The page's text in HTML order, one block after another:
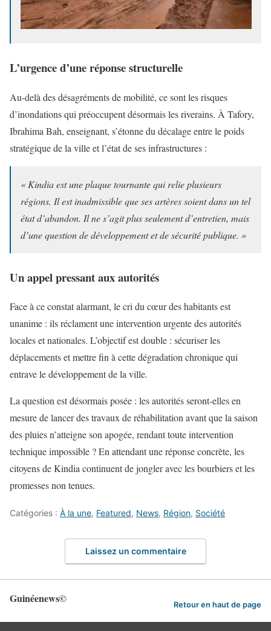
L’urgence d’une réponse structurelle
Au-delà des désagréments de mobilité, ce sont les risques
d’inondations qui préoccupent désormais les riverains. À Tafory,
Ibrahima Bah, enseignant, s’étonne du décalage entre le poids
stratégique de la ville et l’état de ses infrastructures :
« Kindia est une plaque tournante qui relie plusieurs
régions. Il est inadmissible que ses artères soient dans un tel
état d’abandon. Il ne s’agit plus seulement d’entretien, mais
d’une question de développement et de sécurité publique. »
Un appel pressant aux autorités
Face à ce constat alarmant, le cri du cœur des habitants est
unanime : ils réclament une intervention urgente des autorités
locales et nationales. L’objectif est double : sécuriser les
déplacements et mettre fin à cette dégradation chronique qui
entrave le développement de la ville.
La question est désormais posée : les autorités seront-elles en
mesure de lancer des travaux de réhabilitation avant que la saison
des pluies n’atteigne son apogée, rendant toute intervention
technique impossible ? En attendant une réponse concrète, les
citoyens de Kindia continuent de jongler avec les bourbiers et les
promesses non tenues.
Catégories : À la une, Featured, News, Région, Société
Laissez un commentaire
Guinéenews© Retour en haut de page